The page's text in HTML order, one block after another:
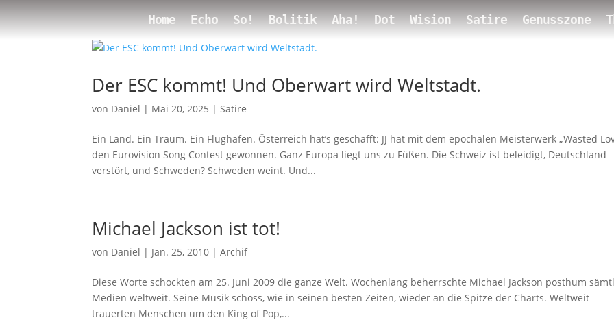
Home Echo So! Bolitik Aha! Dot Wision Satire Genusszone
Der ESC kommt! Und Oberwart wird Weltstadt.
von Daniel | Mai 20, 2025 |Satire
Ein Land. Ein Traum. Ein Flughafen. Österreich hat’s geschafft: JJ hat mit dem epochalen Meisterwerk „Wasted
den Eurovision Song Contest gewonnen. Ganz Europa liegt uns zu Füßen. Die Schweiz ist beleidigt, Deutschland
verstört, und Schweden? Schweden weint. Und...
Michael Jackson ist tot!
von Daniel | Jan. 25, 2010 |Archif
Diese Worte schockten am 25. Juni 2009 die ganze Welt. Wochenlang beherrschte Michael Jackson posthum
Medien weltweit. Seine Musik schoss, wie in seinen besten Zeiten, wieder an die Spitze der Charts. Weltweit
trauerten Menschen um den King of Pop,...